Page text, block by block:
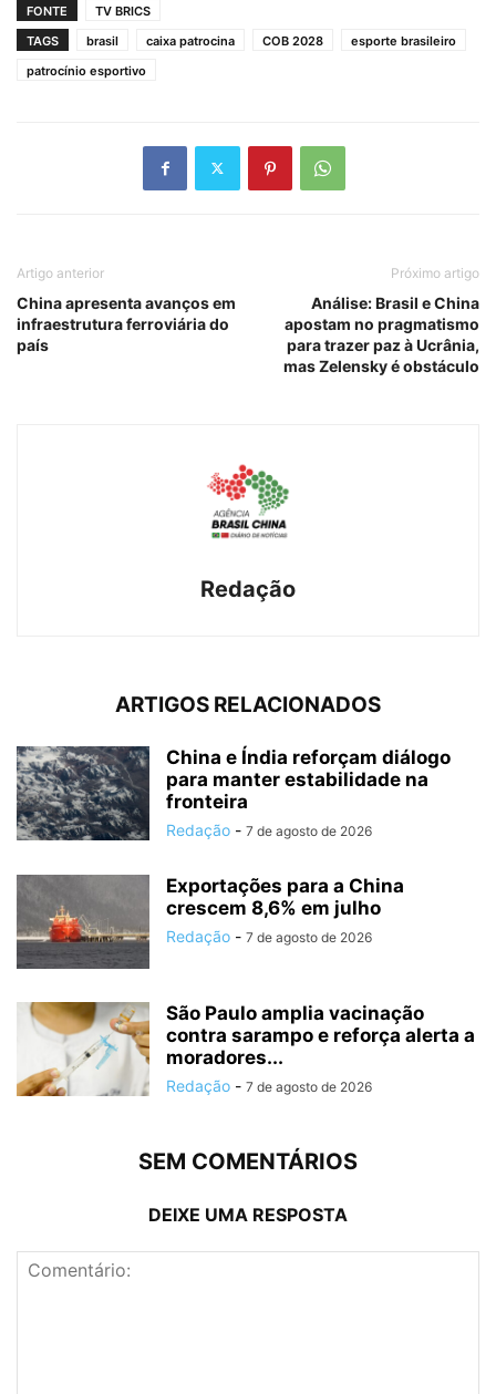
FONTE
TV BRICS
TAGS
brasil caixa patrocina COB 2028
esporte brasileiro
patrocínio esportivo
Artigo anterior
China apresenta avanços em
infraestrutura ferroviária do
país
Próximo artigo
Análise: Brasil e China
apostam no pragmatismo
para trazer paz à Ucrânia,
mas Zelensky é obstáculo
Redação
ARTIGOS RELACIONADOS
China e Índia reforçam diálogo
para manter estabilidade na
fronteira
Redação - 7 de agosto de 2026
Exportações para a China
crescem 8,6% em julho
Redação - 7 de agosto de 2026
São Paulo amplia vacinação
contra sarampo e reforça alerta a
moradores...
Redação - 7 de agosto de 2026
SEM COMENTÁRIOS
DEIXE UMA RESPOSTA